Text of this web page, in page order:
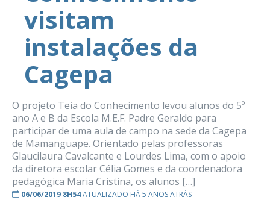
visitam
instalações da
Cagepa
O projeto Teia do Conhecimento levou alunos do 5º
ano A e B da Escola M.E.F. Padre Geraldo para
participar de uma aula de campo na sede da Cagepa
de Mamanguape. Orientado pelas professoras
Glaucilaura Cavalcante e Lourdes Lima, com o apoio
da diretora escolar Célia Gomes e da coordenadora
pedagógica Maria Cristina, os alunos […]
06/06/2019 8H54ATUALIZADO HÁ 5 ANOS ATRÁS